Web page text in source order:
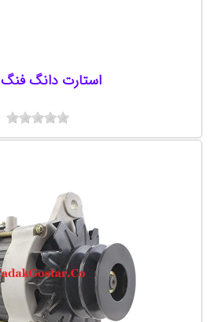
استارت دانگ فنگ 375